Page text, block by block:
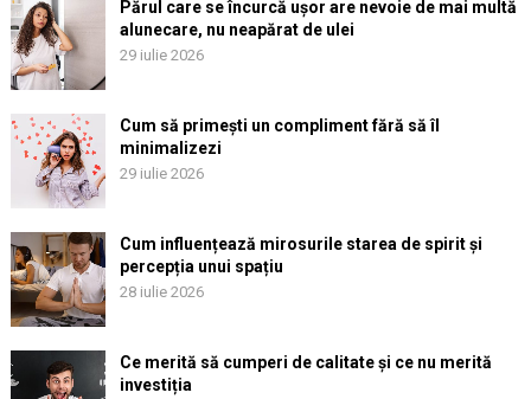
Părul care se încurcă ușor are nevoie de mai multă
alunecare, nu neapărat de ulei
29 iulie 2026
Cum să primești un compliment fără să îl
minimalizezi
29 iulie 2026
Cum influențează mirosurile starea de spirit și
percepția unui spațiu
28 iulie 2026
Ce merită să cumperi de calitate și ce nu merită
investiția